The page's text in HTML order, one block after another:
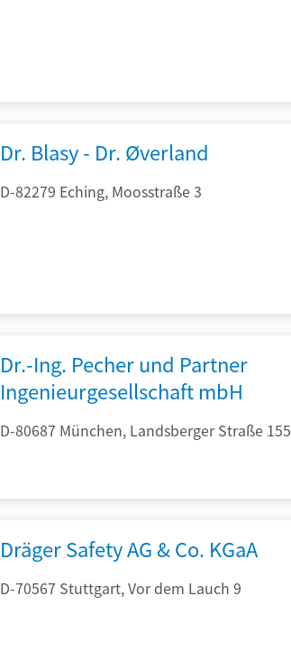
Dr. Blasy - Dr. Øverland
D-82279 Eching, Moosstraße 3
Dr.-Ing. Pecher und Partner
Ingenieurgesellschaft mbH
D-80687 München, Landsberger Straße 155
Dräger Safety AG & Co. KGaA
D-70567 Stuttgart, Vor dem Lauch 9